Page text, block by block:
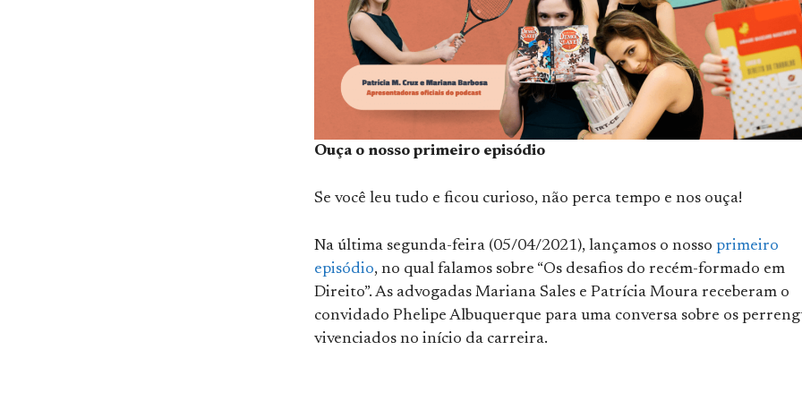
Ouça o nosso primeiro episódio
Se você leu tudo e ficou curioso, não perca tempo e nos ouça!
Na última segunda-feira (05/04/2021), lançamos o nosso primeiro
episódio, no qual falamos sobre “Os desafios do recém-formado em
Direito”. As advogadas Mariana Sales e Patrícia Moura receberam o
convidado Phelipe Albuquerque para uma conversa sobre os
vivenciados no início da carreira.